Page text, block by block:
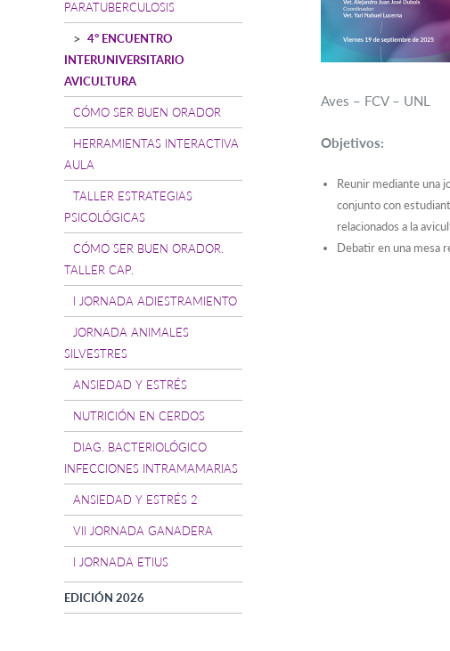
PARATUBERCULOSIS
4° ENCUENTRO
INTERUNIVERSITARIO
AVICULTURA
CÓMO SER BUEN ORADOR
HERRAMIENTAS INTERACTIVA
AULA
TALLER ESTRATEGIAS
PSICOLÓGICAS
CÓMO SER BUEN ORADOR.
TALLER CAP.
I JORNADA ADIESTRAMIENTO
JORNADA ANIMALES
SILVESTRES
ANSIEDAD Y ESTRÉS
NUTRICIÓN EN CERDOS
DIAG. BACTERIOLÓGICO
INFECCIONES INTRAMAMARIAS
ANSIEDAD Y ESTRÉS 2
VII JORNADA GANADERA
I JORNADA ETIUS
EDICIÓN 2026
Aves – FCV – UNL
Objetivos:
Reunir mediante una
conjunto con
relacionados a la
Debatir en una mesa